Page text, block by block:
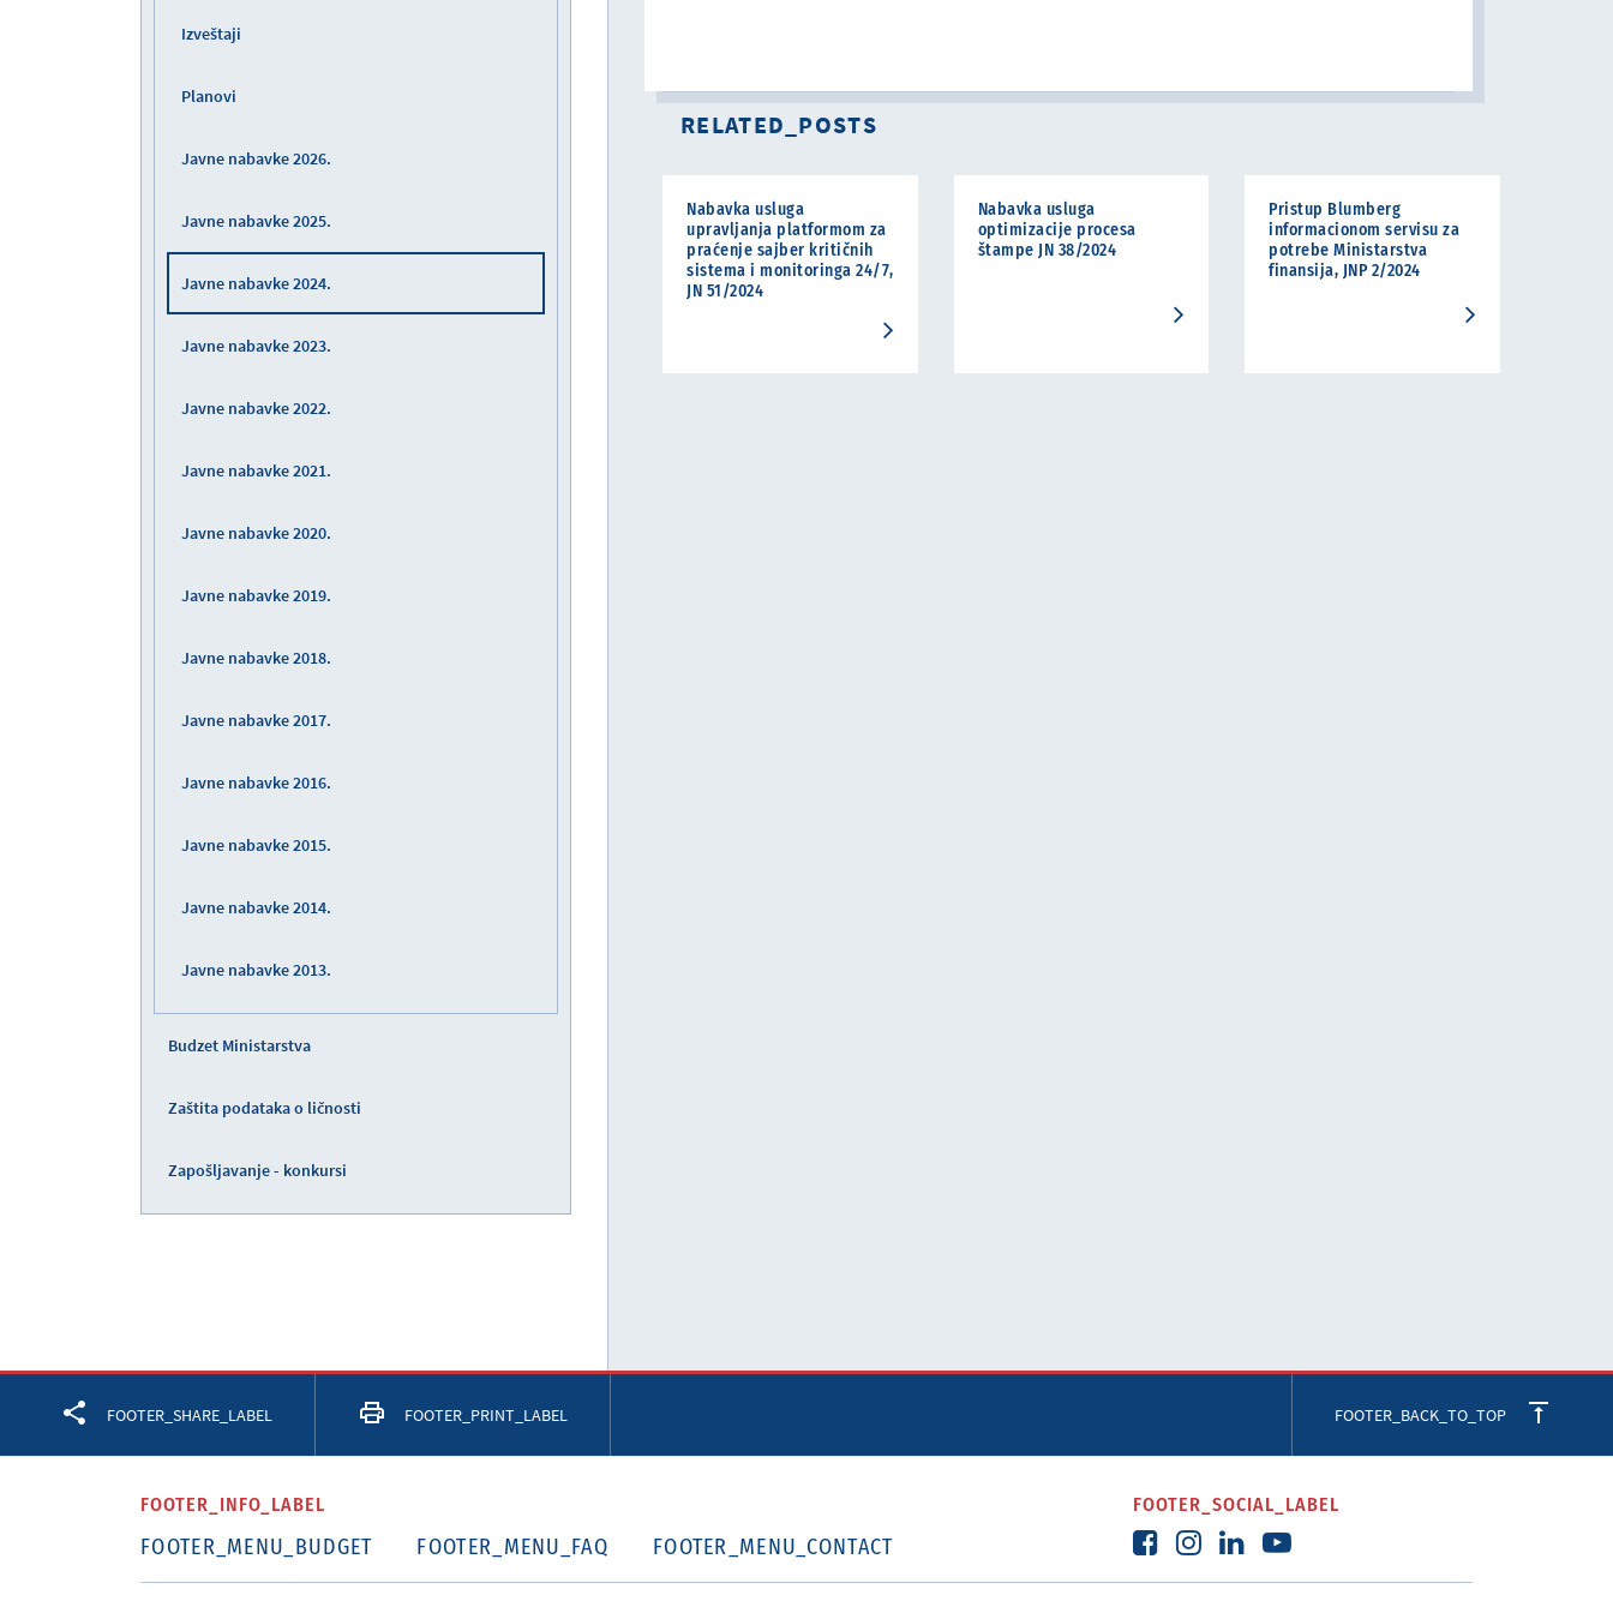
Izveštaji
Planovi
Javne nabavke 2026.
Javne nabavke 2025.
Javne nabavke 2024.
Javne nabavke 2023.
Javne nabavke 2022.
Javne nabavke 2021.
Javne nabavke 2020.
Javne nabavke 2019.
Javne nabavke 2018.
Javne nabavke 2017.
Javne nabavke 2016.
Javne nabavke 2015.
Javne nabavke 2014.
Javne nabavke 2013.
Budzet Ministarstva
Zaštita podataka o ličnosti
Zapošljavanje - konkursi
RELATED_POSTS
Nabavka usluga
upravljanja platformom za
praćenje sajber kritičnih
sistema i monitoringa 24/7,
JN 51/2024
Nabavka usluga
optimizacije procesa
štampe JN 38/2024
Pristup Blumberg
informacionom servisu za
potrebe Ministarstva
finansija, JNP 2/2024
FOOTER_SHARE_LABEL
Facebook Twitter LinkedIn
FOOTER_PRINT_LABEL FOOTER_BACK_TO_TOP
FOOTER_INFO_LABEL
FOOTER_MENU_BUDGET FOOTER_MENU_FAQ FOOTER_MENU_CONTACT
FOOTER_SOCIAL_LABEL